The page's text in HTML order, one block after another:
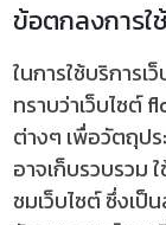
ข้อตกลงการใ
ในการใช้บริการ
ทราบว่าเว็บไซต์
ต่างๆ เพื่อวัตถุปร
อาจเก็บรวบรวม
ชมเว็บไซต์ ซึ่งเ